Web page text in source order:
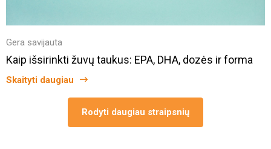
Gera savijauta
Kaip išsirinkti žuvų taukus: EPA, DHA, dozės ir forma
Skaityti daugiau
Rodyti daugiau straipsnių